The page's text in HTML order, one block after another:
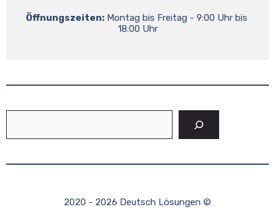
Öffnungszeiten: Montag bis Freitag - 9:00 Uhr bis
18:00 Uhr
2020 - 2026 Deutsch Lösungen ©